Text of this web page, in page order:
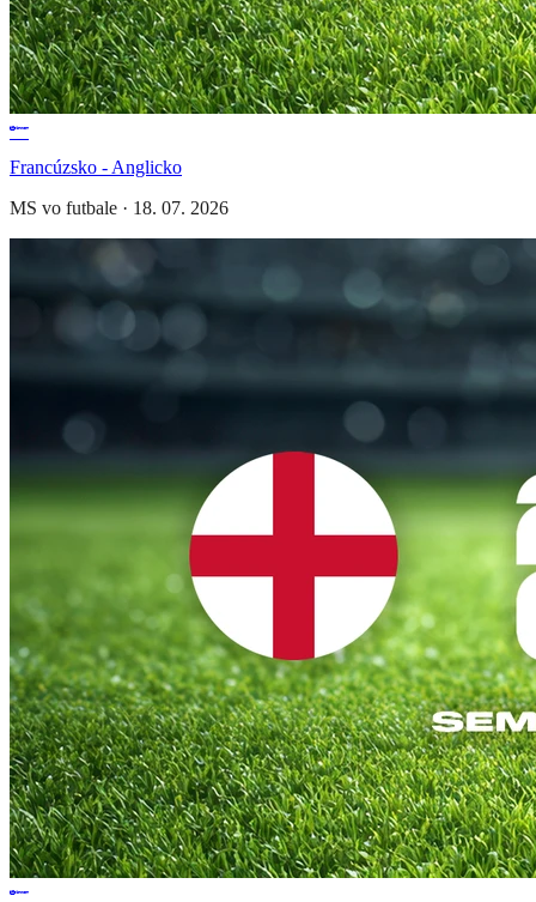
Francúzsko - Anglicko
MS vo futbale · 18. 07. 2026